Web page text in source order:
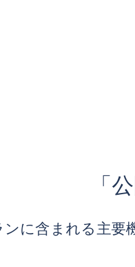
「
に含まれる主要